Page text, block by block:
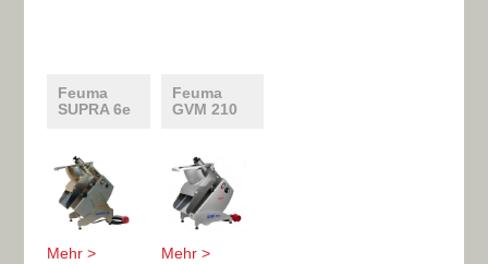
Feuma
SUPRA 6e
Mehr >
Feuma
GVM 210
Mehr >